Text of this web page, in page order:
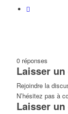
0 réponses
Laisser
Rejoindre la
N’hésitez pas à
Laisser